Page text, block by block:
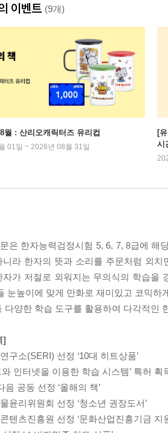
이벤트 (9개)
월 : 산리오캐릭터즈 유리컵
01일 ~ 2026년 08월 31일
[
시
은 한자능력검정시험 5, 6, 7, 8급에 해
니라 한자의 뜻과 소리를 주문처럼 외
자가 저절로 외워지는 무의식의 학습을
눈높이에 맞게 만화로 재미있고 코믹
다양한 학습 도구를 활용하여 다각적인
]
구소(SERI) 선정 ‘10대 히트상품’
와 인터넷을 이용한 학습 시스템’ 특허 획
음 공동 선정 ‘올해의 책’
윤리위원회 선정 ‘청소년 권장도서’
텐츠진흥원 선정 ‘문화산업진흥기금 지